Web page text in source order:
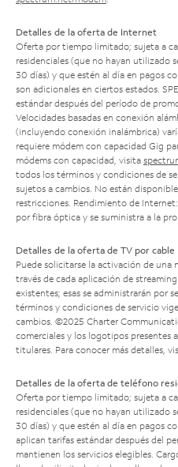
Detalles de la oferta de Internet
Oferta por tiempo limitado; sujeta a
residenciales (que no hayan utilizado
30 días) y que estén al día en pagos
son adicionales en ciertos estados.
estándar después del período de
Velocidades basadas en conexión
(incluyendo conexión inalámbrica)
requiere módem con capacidad Gig
módems con capacidad, visita
todos los términos y condiciones de
sujetos a cambios. No están
restricciones. Rendimiento de
por fibra óptica y se suministra a la
Detalles de la oferta de TV por cable
Puede solicitarse la activación de una
través de cada aplicación de
existentes; esas se administrarán por
términos y condiciones de servicio
cambios. ©2025 Charter
comerciales y los logotipos presentes
titulares. Para conocer más detalles,
Detalles de la oferta de teléfono
Oferta por tiempo limitado; sujeta a
residenciales (que no hayan utilizado
30 días) y que estén al día en pagos
aplican tarifas estándar después del
mantienen los servicios elegibles.